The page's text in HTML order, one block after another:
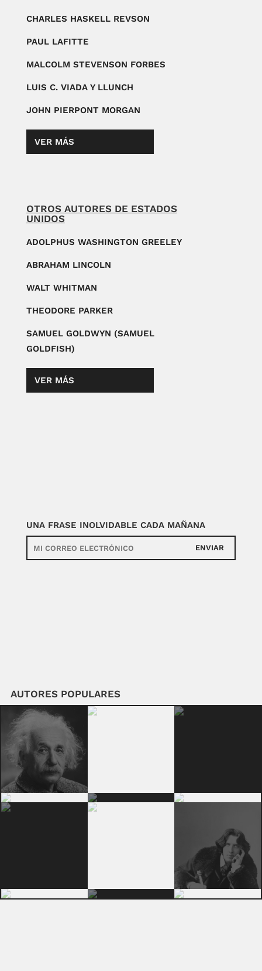
CHARLES HASKELL REVSON
PAUL LAFITTE
MALCOLM STEVENSON FORBES
LUIS C. VIADA Y LLUNCH
JOHN PIERPONT MORGAN
VER MÁS
OTROS AUTORES DE ESTADOS
UNIDOS
ADOLPHUS WASHINGTON GREELEY
ABRAHAM LINCOLN
WALT WHITMAN
THEODORE PARKER
SAMUEL GOLDWYN (SAMUEL
GOLDFISH)
VER MÁS
UNA FRASE INOLVIDABLE CADA MAÑANA
ENVIAR
AUTORES POPULARES